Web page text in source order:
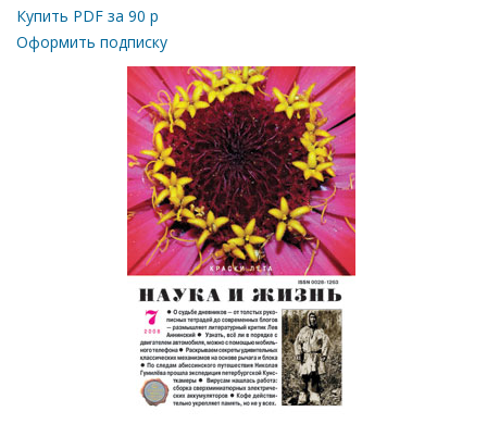
Купить PDF за 90 р
Оформить подписку